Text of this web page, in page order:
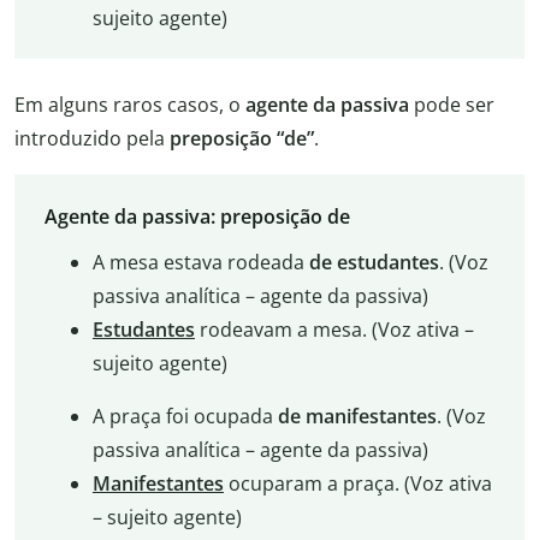
sujeito agente)
Em alguns raros casos, o agente da passiva pode ser
introduzido pela preposição “de”.
Agente da passiva: preposição de
A mesa estava rodeada de estudantes. (Voz
passiva analítica – agente da passiva)
Estudantes rodeavam a mesa. (Voz ativa –
sujeito agente)
A praça foi ocupada de manifestantes. (Voz
passiva analítica – agente da passiva)
Manifestantes ocuparam a praça. (Voz ativa
– sujeito agente)